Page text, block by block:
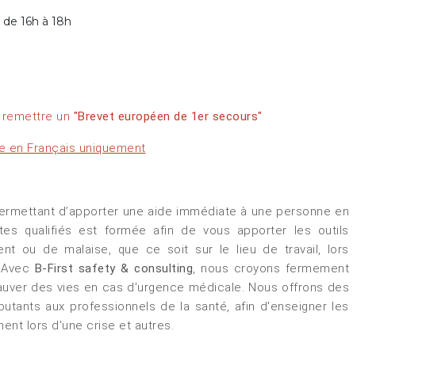
16h à 18h
un "Brevet européen de 1er secours"
en Français uniquement
d’apporter une aide immédiate à une personne en
qualifiés est formée afin de vous apporter les outils
ou de malaise, que ce soit sur le lieu de travail, lors
B-First safety & consulting, nous croyons fermement
des vies en cas d'urgence médicale. Nous offrons des
aux professionnels de la santé, afin d'enseigner les
lors d'une crise et autres.